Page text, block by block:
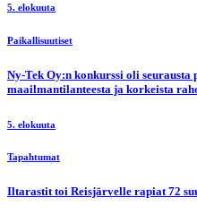
5. elokuuta
Paikallisuutiset
Ny-Tek Oy:n konkurssi oli seurausta
maailmantilanteesta ja korkeista
5. elokuuta
Tapahtumat
Iltarastit toi Reisjärvelle rapiat 72